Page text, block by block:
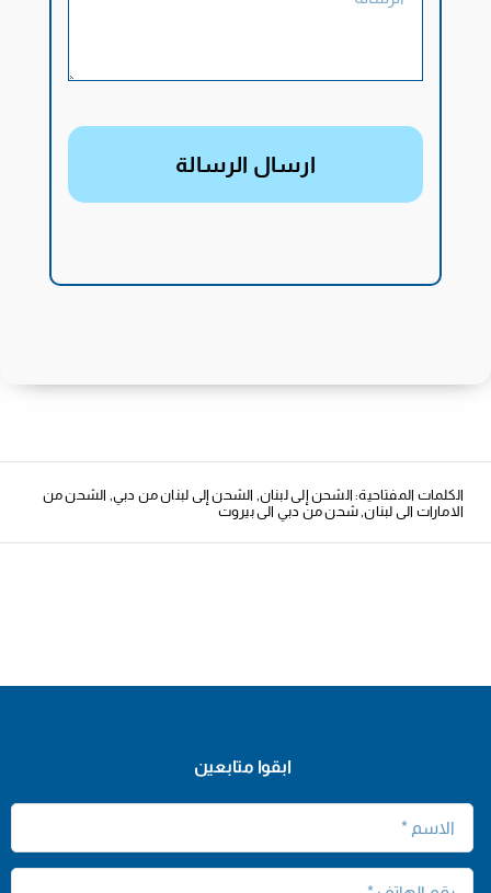
ارسال الرسالة
الكلمات المفتاحية: الشحن إلى لبنان الشحن إلى لبنان من دبي الشحن من
الامارات الى لبنان, شحن من دبي الى بيروت
ابقوا متابعين